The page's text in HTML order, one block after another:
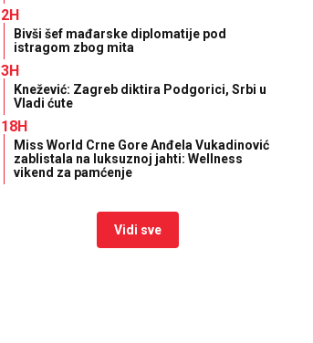
2H
Bivši šef mađarske diplomatije pod
istragom zbog mita
3H
Knežević: Zagreb diktira Podgorici, Srbi u
Vladi ćute
18H
Miss World Crne Gore Anđela Vukadinović
zablistala na luksuznoj jahti: Wellness
vikend za pamćenje
Vidi sve